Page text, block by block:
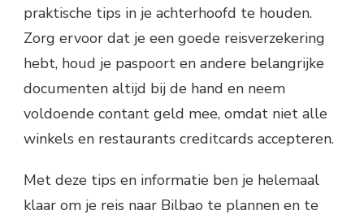
praktische tips in je achterhoofd te houden.
Zorg ervoor dat je een goede reisverzekering
hebt, houd je paspoort en andere belangrijke
documenten altijd bij de hand en neem
voldoende contant geld mee, omdat niet alle
winkels en restaurants creditcards accepteren.
Met deze tips en informatie ben je helemaal
klaar om je reis naar Bilbao te plannen en te